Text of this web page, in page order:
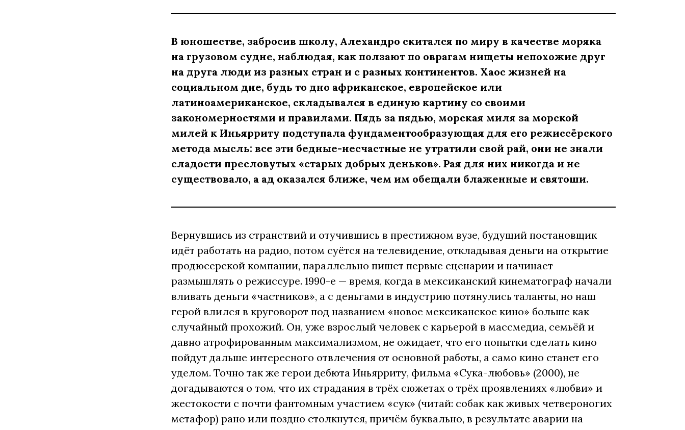
В юношестве, забросив школу, Алехандро скитался по миру в качестве моряка
на грузовом судне, наблюдая, как ползают по оврагам нищеты непохожие друг
на друга люди из разных стран и с разных континентов. Хаос жизней на
социальном дне, будь то дно африканское, европейское или
латиноамериканское, складывался в единую картину со своими
закономерностями и правилами. Пядь за пядью, морская миля за морской
милей к Иньярриту подступала фундаментообразующая для его режиссёрского
метода мысль: все эти бедные-несчастные не утратили свой рай, они не знали
сладости пресловутых «старых добрых деньков». Рая для них никогда и не
существовало, а ад оказался ближе, чем им обещали блаженные и святоши.
Вернувшись из странствий и отучившись в престижном вузе, будущий постановщик
идёт работать на радио, потом суётся на телевидение, откладывая деньги на открытие
продюсерской компании, параллельно пишет первые сценарии и начинает
размышлять о режиссуре. 1990-е — время, когда в мексиканский кинематограф начали
вливать деньги «частников», а с деньгами в индустрию потянулись таланты, но наш
герой влился в круговорот под названием «новое мексиканское кино» больше как
случайный прохожий. Он, уже взрослый человек с карьерой в массмедиа, семьёй и
давно атрофированным максимализмом, не ожидает, что его попытки сделать кино
пойдут дальше интересного отвлечения от основной работы, а само кино станет его
уделом. Точно так же герои дебюта Иньярриту, фильма «Сука-любовь» (2000), не
догадываются о том, что их страдания в трёх сюжетах о трёх проявлениях «любви» и
жестокости с почти фантомным участием «сук» (читай: собак как живых четвероногих
метафор) рано или поздно столкнутся, причём буквально, в результате аварии на